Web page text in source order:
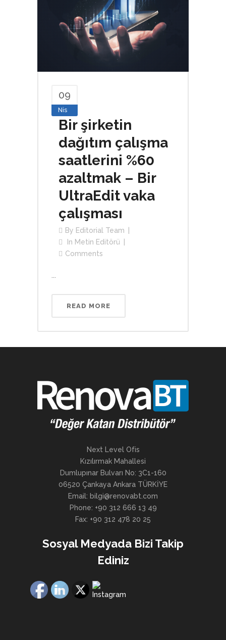
09
Nis
Bir şirketin
dağıtım çalışma
saatlerini %60
azaltmak – Bir
UltraEdit vaka
çalışması
By Editorial Team
In Metin Editörü
Comments
READ MORE
Next Level Ofis
Kızılırmak Mahallesi
Dumlupınar Bulvarı No: 3C1-160
06520 Çankaya Ankara TÜRKİYE
Email: bilgi@renovabt.com
Phone: +90 312 666 13 49
Fax: +90 312 478 20 25
Sosyal Medyada Bizi Takip
Ediniz